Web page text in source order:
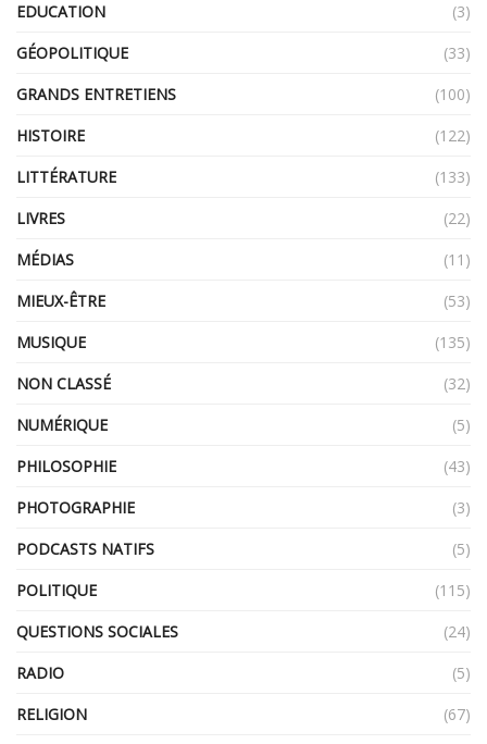
EDUCATION
(3)
GÉOPOLITIQUE
(33)
GRANDS ENTRETIENS
(100)
HISTOIRE
(122)
LITTÉRATURE
(133)
LIVRES
(22)
MÉDIAS
(11)
MIEUX-ÊTRE
(53)
MUSIQUE
(135)
NON CLASSÉ
(32)
NUMÉRIQUE
(5)
PHILOSOPHIE
(43)
PHOTOGRAPHIE
(3)
PODCASTS NATIFS
(5)
POLITIQUE
(115)
QUESTIONS SOCIALES
(24)
RADIO
(5)
RELIGION
(67)